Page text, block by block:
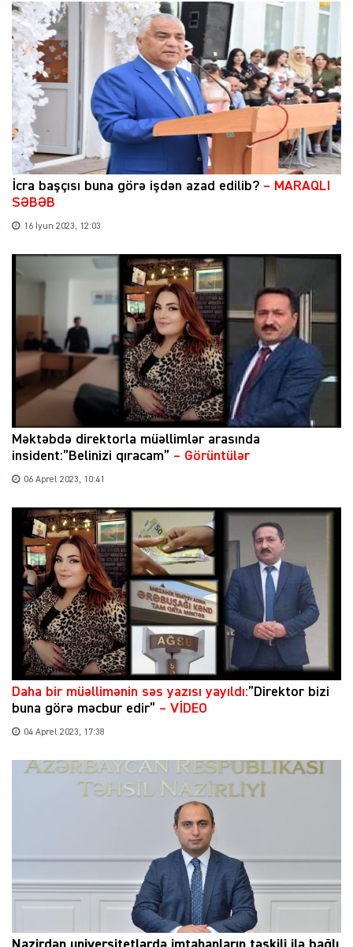
İcra başçısı buna görə işdən azad edilib? – MARAQLI
SƏBƏB
16 İyun 2023, 12:03
Məktəbdə direktorla müəllimlər arasında
insident:”Belinizi qıracam” – Görüntülər
06 Aprel 2023, 10:41
Daha bir müəllimənin səs yazısı yayıldı:”Direktor bizi
buna görə məcbur edir” – VİDEO
04 Aprel 2023, 17:38